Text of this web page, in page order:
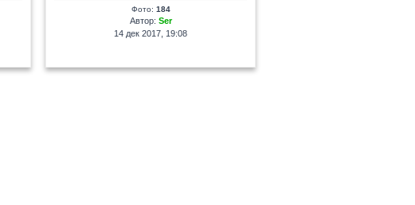
Фото: 184
Автор: Ser
14 дек 2017, 19:08